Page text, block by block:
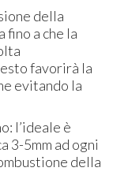
della
fino a che la
favorirà la
evitando la
l’ideale è
3-5mm ad ogni
della